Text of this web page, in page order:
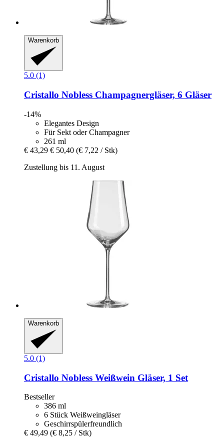
Warenkorb
5.0 (1)
Cristallo Nobless Champagnergläser, 6 Gläser
-14%
Elegantes Design
Für Sekt oder Champagner
261 ml
€ 43,29 € 50,40 (€ 7,22 / Stk)
Zustellung bis 11. August
Warenkorb
5.0 (1)
Cristallo Nobless Weißwein Gläser, 1 Set
Bestseller
386 ml
6 Stück Weißweingläser
Geschirrspülerfreundlich
€ 49,49 (€ 8,25 / Stk)